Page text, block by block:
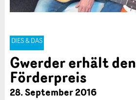
DIES & DAS
Gwerder erhält den
Förderpreis
28. September 2016